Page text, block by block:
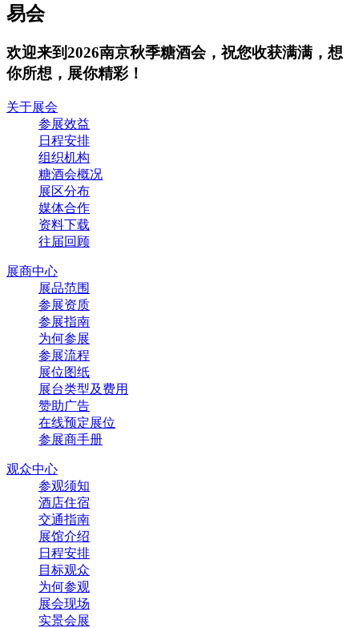
易会
欢迎来到2026南京秋季糖酒会，祝您收获满满，想
你所想，展你精彩！
关于展会
参展效益
日程安排
组织机构
糖酒会概况
展区分布
媒体合作
资料下载
往届回顾
展商中心
展品范围
参展资质
参展指南
为何参展
参展流程
展位图纸
展台类型及费用
赞助广告
在线预定展位
参展商手册
观众中心
参观须知
酒店住宿
交通指南
展馆介绍
日程安排
目标观众
为何参观
展会现场
实景会展